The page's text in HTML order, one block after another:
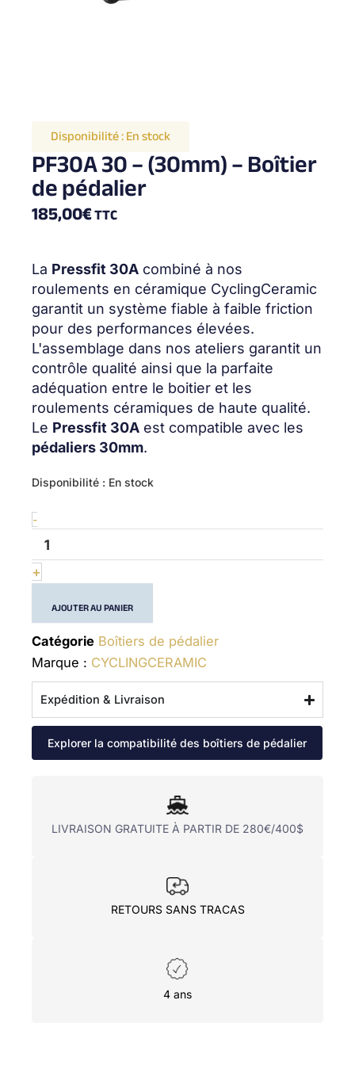
Disponibilité :En stock
PF30A 30 – (30mm) – Boîtier
de pédalier
185,00€TTC
La Pressfit 30A combiné à nos
roulements en céramique CyclingCeramic
garantit un système fiable à faible friction
pour des performances élevées.
L'assemblage dans nos ateliers garantit un
contrôle qualité ainsi que la parfaite
adéquation entre le boitier et les
roulements céramiques de haute qualité.
Le Pressfit 30A est compatible avec les
pédaliers 30mm.
Disponibilité : En stock
-
quantité
PF30A
30
(30mm)
-
Bracket
+
AJOUTER AU PANIER
Catégorie Boîtiers de pédalier
Marque : CYCLINGCERAMIC
Expédition & Livraison
Explorer la compatibilité des boîtiers de pédalier
LIVRAISON GRATUITE À PARTIR DE 280€/400$
RETOURS SANS TRACAS
4 ans